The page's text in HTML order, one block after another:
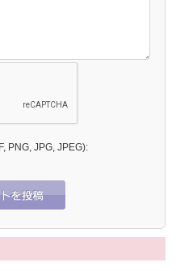
PNG, JPG, JPEG):